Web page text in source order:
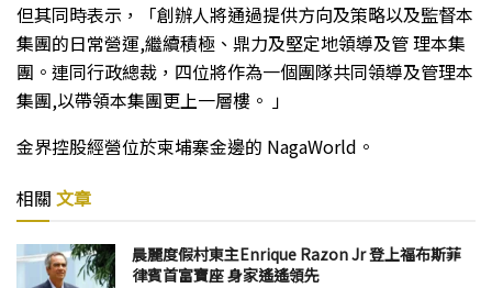
但其同時表示，「創辦人將通過提供方向及策略以及監督本
集團的日常營運,繼續積極、鼎力及堅定地領導及管 理本集
團。連同行政總裁，四位將作為一個團隊共同領導及管理本
集團,以帶領本集團更上一層樓。 」
金界控股經營位於柬埔寨金邊的 NagaWorld。
相關 文章
晨麗度假村東主Enrique Razon Jr 登上福布斯菲
律賓首富寶座 身家遙遙領先